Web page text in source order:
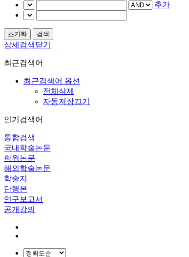
추가
상세검색닫기
최근검색어
최근검색어 옵션
전체삭제
자동저장끄기
인기검색어
통합검색
국내학술논문
학위논문
해외학술논문
학술지
단행본
연구보고서
공개강의